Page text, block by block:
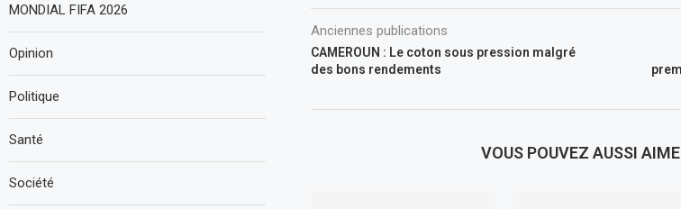
Anciennes publications
CAMEROUN : Le coton sous pression malgré
des bons rendements
VOUS POUVEZ AUSSI
MONDIAL FIFA 2026
Opinion
Politique
Santé
Société